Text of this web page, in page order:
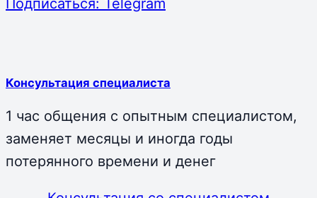
Подписаться: Telegram
Консультация специалиста
1 час общения с опытным специалистом,
заменяет месяцы и иногда годы
потерянного времени и денег